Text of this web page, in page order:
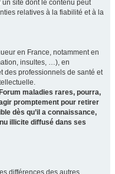
site dont le contenu peut
relatives à la fiabilité et à la
en France, notamment en
insultes, …), en
des professionnels de santé et
maladies rares, pourra,
promptement pour retirer
dès qu’il a connaissance,
illicite diffusé dans ses
différences des autres